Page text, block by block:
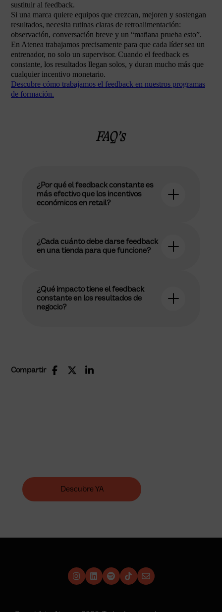
sustituir al feedback.
Si una marca quiere equipos que crezcan, mejoren y sostengan
resultados, necesita rutinas claras de retroalimentación:
observación, conversación breve y un “mañana prueba esto”.
En Atenea trabajamos precisamente para que cada líder sea un
entrenador, no solo un supervisor. Cuando el feedback es
constante, los resultados llegan solos, y duran mucho más que
cualquier incentivo monetario.
Descubre cómo trabajamos el feedback en nuestros programas
de formación.
FAQ’s
¿Por qué el feedback constante es
más efectivo que los incentivos
económicos en retail?
¿Cada cuánto debe darse feedback
en una tienda para que funcione?
¿Qué impacto tiene el feedback
constante en los resultados de
negocio?
Compartir
Descubre YA